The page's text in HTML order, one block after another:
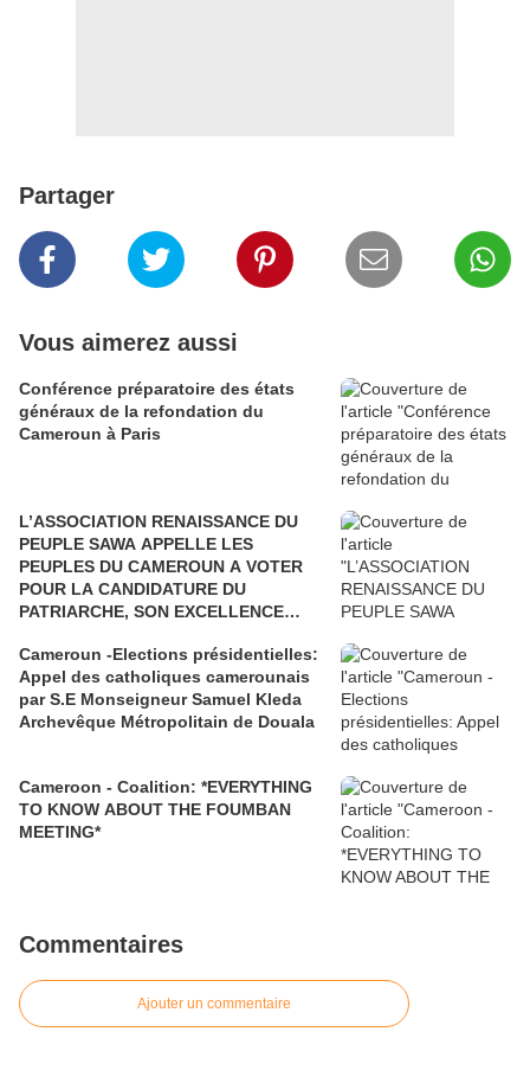
Partager
Vous aimerez aussi
Conférence préparatoire des états
généraux de la refondation du
Cameroun à Paris
L’ASSOCIATION RENAISSANCE DU
PEUPLE SAWA APPELLE LES
PEUPLES DU CAMEROUN A VOTER
POUR LA CANDIDATURE DU
PATRIARCHE, SON EXCELLENCE
Cameroun -Elections présidentielles:
Appel des catholiques camerounais
par S.E Monseigneur Samuel Kleda
Archevêque Métropolitain de Douala
Cameroon - Coalition: *EVERYTHING
TO KNOW ABOUT THE FOUMBAN
MEETING*
Commentaires
Ajouter un commentaire